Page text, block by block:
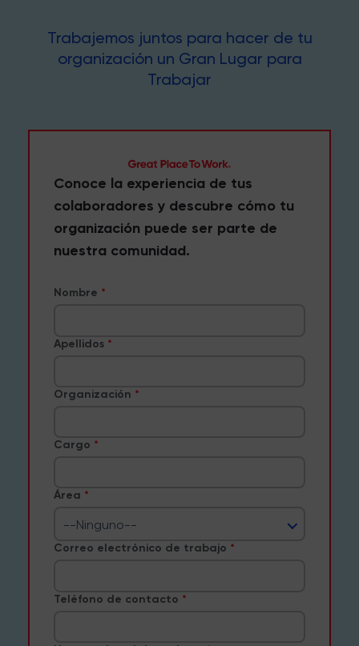
Trabajemos juntos para hacer de tu
organización un Gran Lugar para
Trabajar
Conoce la experiencia de tus
colaboradores y descubre cómo tu
organización puede ser parte de
nuestra comunidad.
Nombre
Apellidos
Organización
Cargo
Área
--Ninguno--
Correo electrónico de trabajo
Teléfono de contacto